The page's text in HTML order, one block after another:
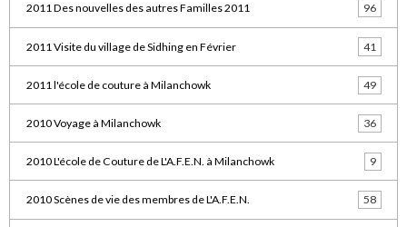
2011 Des nouvelles des autres Familles 2011 96
2011 Visite du village de Sidhing en Février 41
2011 l'école de couture à Milanchowk 49
2010 Voyage à Milanchowk 36
2010 L'école de Couture de L'A.F.E.N. à Milanchowk 9
2010 Scènes de vie des membres de L'A.F.E.N. 58